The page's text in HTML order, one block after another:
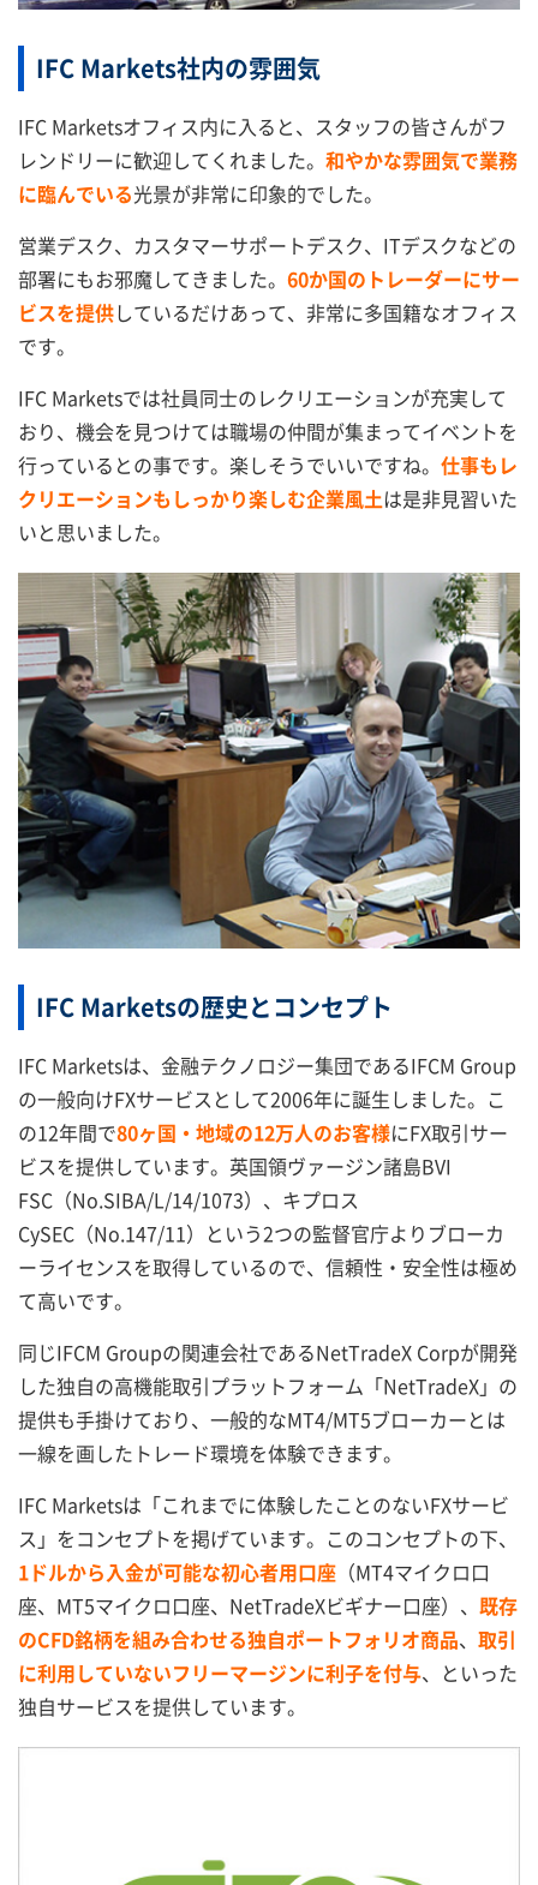
IFC Markets社内の雰囲気
IFC Marketsオフィス内に入ると、スタッフの皆さんがフ
レンドリーに歓迎してくれました。 和やかな雰囲気で業務
に臨んでいる光景が非常に印象的でした。
営業デスク、カスタマーサポートデスク、ITデスクなどの
部署にもお邪魔してきました。 60か国のトレーダーにサー
ビスを提供しているだけあって、非常に多国籍なオフィス
です。
IFC Marketsでは社員同士のレクリエーションが充実して
おり、機会を見つけては職場の仲間が集まってイベントを
行っているとの事です。楽しそうでいいですね。 仕事もレ
クリエーションもしっかり楽しむ企業風土は是非見習いた
いと思いました。
IFC Marketsの歴史とコンセプト
IFC Marketsは、金融テクノロジー集団であるIFCM Group
の一般向けFXサービスとして2006年に誕生しました。こ
の12年間で80ヶ国・地域の12万人のお客様にFX取引サー
ビスを提供しています。英国領ヴァージン諸島BVI
FSC（No.SIBA/L/14/1073）、キプロス
CySEC（No.147/11）という2つの監督官庁よりブローカ
ーライセンスを取得しているので、信頼性・安全性は極め
て高いです。
同じIFCM Groupの関連会社であるNetTradeX Corpが開発
した独自の高機能取引プラットフォーム「NetTradeX」の
提供も手掛けており、一般的なMT4/MT5ブローカーとは
一線を画したトレード環境を体験できます。
IFC Marketsは「これまでに体験したことのないFXサービ
ス」をコンセプトを掲げています。このコンセプトの下、
1ドルから入金が可能な初心者用口座 （MT4マイクロ口
座、MT5マイクロ口座、NetTradeXビギナー口座）、 既存
のCFD銘柄を組み合わせる独自ポートフォリオ商品、 取引
に利用していないフリーマージンに利子を付与、といった
独自サービスを提供しています。